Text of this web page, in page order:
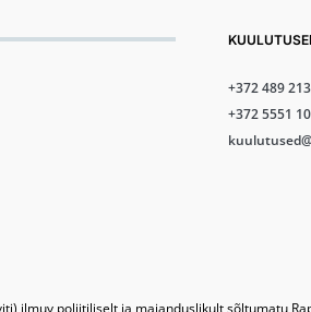
+372 489
+372 5551
ilmuv poliitiliselt ja majanduslikult sõltumatu